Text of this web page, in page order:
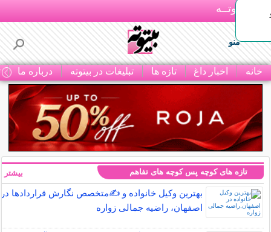
بـیتوتــه
منو
خانه اخبار داغ تازه ها تبلیغات در بیتوته درباره ما
تازه های کوچه پس کوچه های تفاهم
بهترین وکیل خانواده و ✍️متخصص نگارش قراردادها در
اصفهان، راضیه جمالی زواره
بیشتر